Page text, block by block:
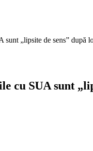
„lipsite de sens” după
cu SUA sunt